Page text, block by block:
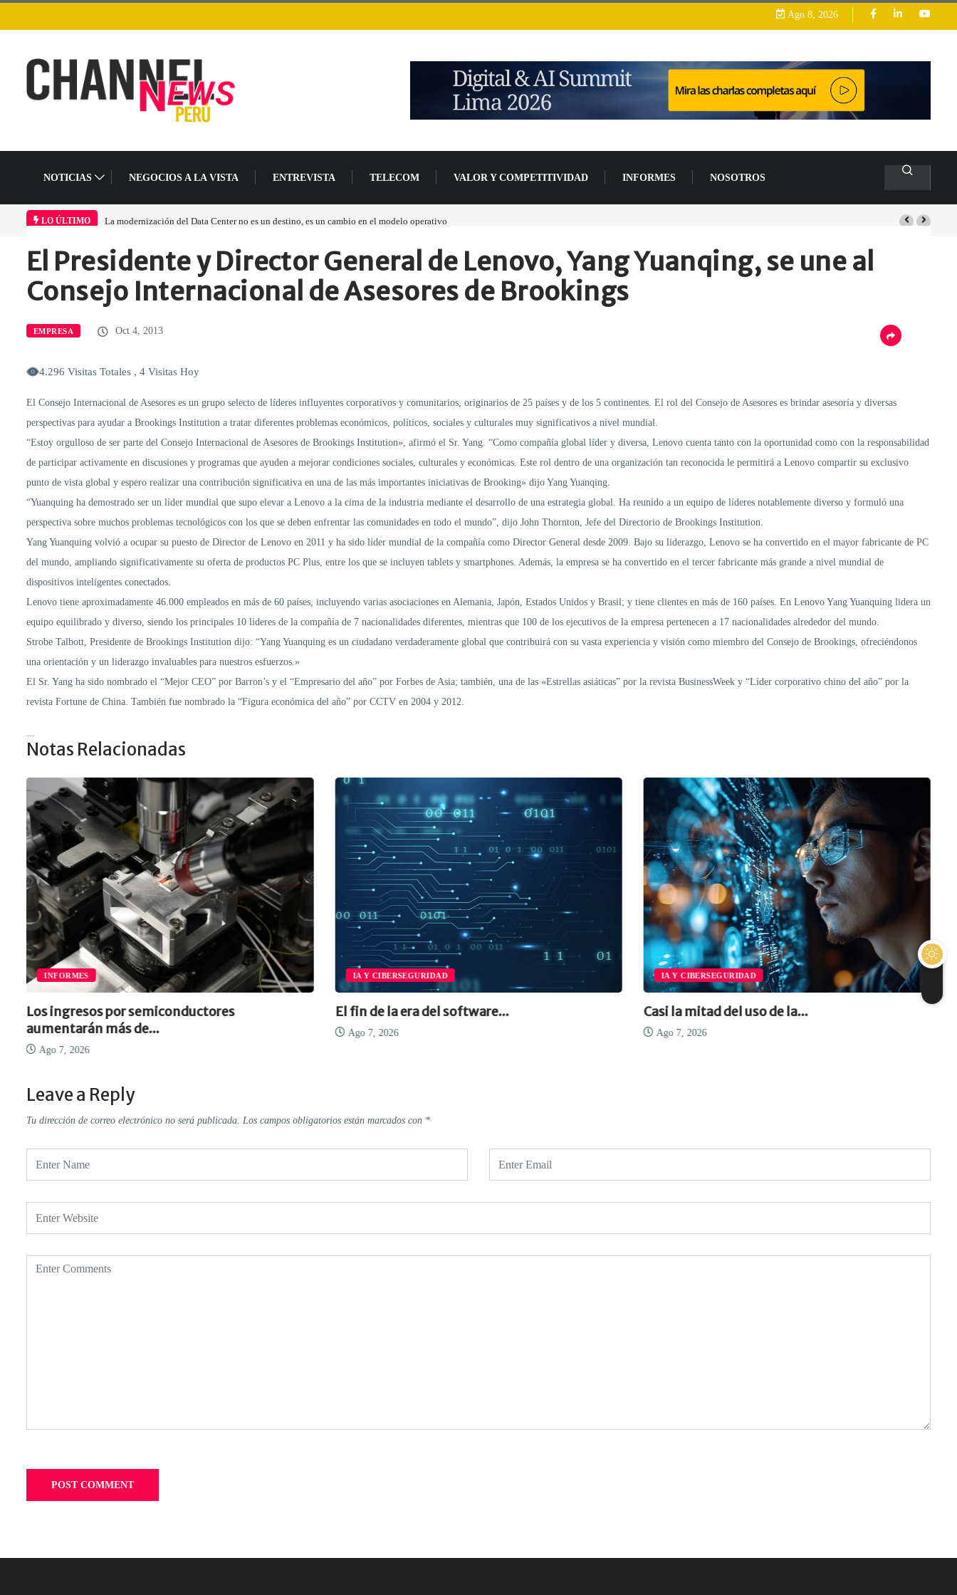
Ago 8, 2026
NOTICIAS NEGOCIOS A LA VISTA ENTREVISTA TELECOM VALOR Y COMPETITIVIDAD INFORMES NOSOTROS
LO ÚLTIMO La modernización del Data Center no es un destino, es un cambio en el modelo operativo
Home Empresa El Presidente y…
El Presidente y Director General de Lenovo, Yang Yuanqing, se une al
Consejo Internacional de Asesores de Brookings
EMPRESA Oct 4, 2013
4.296 Visitas Totales , 4 Visitas Hoy
El Consejo Internacional de Asesores es un grupo selecto de líderes influyentes corporativos y comunitarios, originarios de 25 países y de los 5 continentes. El rol del Consejo de Asesores es brindar asesoría y diversas
perspectivas para ayudar a Brookings Institution a tratar diferentes problemas económicos, políticos, sociales y culturales muy significativos a nivel mundial.
“Estoy orgulloso de ser parte del Consejo Internacional de Asesores de Brookings Institution», afirmó el Sr. Yang. “Como compañía global líder y diversa, Lenovo cuenta tanto con la oportunidad como con la responsabilidad
de participar activamente en discusiones y programas que ayuden a mejorar condiciones sociales, culturales y económicas. Este rol dentro de una organización tan reconocida le permitirá a Lenovo compartir su exclusivo
punto de vista global y espero realizar una contribución significativa en una de las más importantes iniciativas de Brooking» dijo Yang Yuanqing.
“Yuanquing ha demostrado ser un líder mundial que supo elevar a Lenovo a la cima de la industria mediante el desarrollo de una estrategia global. Ha reunido a un equipo de líderes notablemente diverso y formuló una
perspectiva sobre muchos problemas tecnológicos con los que se deben enfrentar las comunidades en todo el mundo”, dijo John Thornton, Jefe del Directorio de Brookings Institution.
Yang Yuanquing volvió a ocupar su puesto de Director de Lenovo en 2011 y ha sido líder mundial de la compañía como Director General desde 2009. Bajo su liderazgo, Lenovo se ha convertido en el mayor fabricante de PC
del mundo, ampliando significativamente su oferta de productos PC Plus, entre los que se incluyen tablets y smartphones. Además, la empresa se ha convertido en el tercer fabricante más grande a nivel mundial de
dispositivos inteligentes conectados.
Lenovo tiene aproximadamente 46.000 empleados en más de 60 países, incluyendo varias asociaciones en Alemania, Japón, Estados Unidos y Brasil; y tiene clientes en más de 160 países. En Lenovo Yang Yuanquing lidera un
equipo equilibrado y diverso, siendo los principales 10 líderes de la compañía de 7 nacionalidades diferentes, mientras que 100 de los ejecutivos de la empresa pertenecen a 17 nacionalidades alrededor del mundo.
Strobe Talbott, Presidente de Brookings Institution dijo: “Yang Yuanquing es un ciudadano verdaderamente global que contribuirá con su vasta experiencia y visión como miembro del Consejo de Brookings, ofreciéndonos
una orientación y un liderazgo invaluables para nuestros esfuerzos.»
El Sr. Yang ha sido nombrado el “Mejor CEO” por Barron’s y el “Empresario del año” por Forbes de Asia; también, una de las «Estrellas asiáticas” por la revista BusinessWeek y “Líder corporativo chino del año” por la
revista Fortune de China. También fue nombrado la “Figura económica del año” por CCTV en 2004 y 2012.
Notas Relacionadas
INFORMES
Los ingresos por semiconductores
aumentarán más de...
Ago 7, 2026
IA Y CIBERSEGURIDAD
El fin de la era del software...
Ago 7, 2026
IA Y CIBERSEGURIDAD
Casi la mitad del uso de la...
Ago 7, 2026
Leave a Reply
Tu dirección de correo electrónico no será publicada. Los campos obligatorios están marcados con *